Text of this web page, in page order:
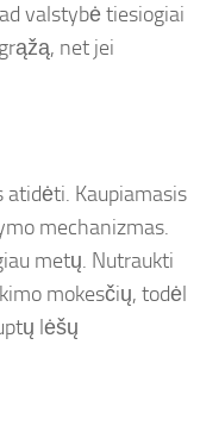
valstybė tiesiogiai
net jei
atidėti. Kaupiamasis
mechanizmas.
metų. Nutraukti
mokesčių, todėl
lėšų